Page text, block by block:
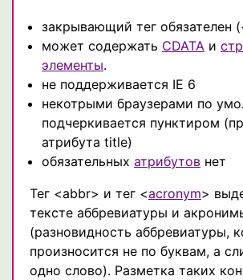
закрывающий тег обязателен
может содержать CDATA и
элементы.
не поддерживается IE 6
некотрыми браузерами по
подчеркивается пунктиром
атрибута title)
обязательных атрибутов нет
Тег <abbr> и тег <acronym>
тексте аббревиатуры и
(разновидность аббревиатуры,
произносится не по буквам, а
одно слово). Разметка таких